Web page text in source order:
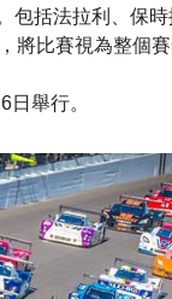
包括法拉利、保
將比賽視為整個賽
舉行。